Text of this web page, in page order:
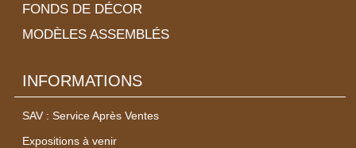
FONDS DE DÉCOR
MODÈLES ASSEMBLÉS
INFORMATIONS
SAV : Service Après Ventes
Expositions à venir